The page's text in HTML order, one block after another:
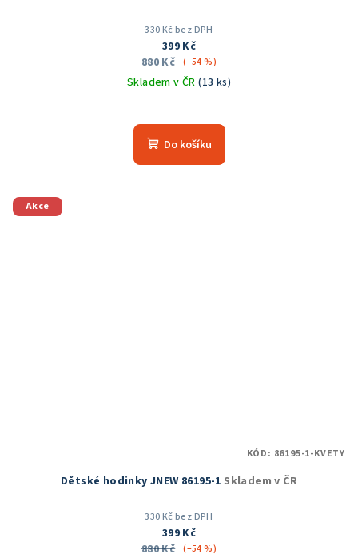
330 Kč bez DPH
399 Kč
880 Kč (–54 %)
Skladem v ČR(13 ks)
Do košíku
Akce
Dětské hodinky JNEW 86195-1 Skladem v ČR
330 Kč bez DPH
399 Kč
880 Kč (–54 %)
KÓD: 86195-1-KVETY